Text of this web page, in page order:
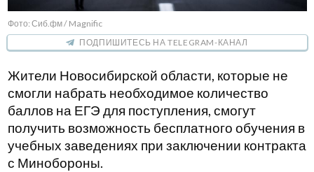
Фото: Сиб.фм / Magnific
ПОДПИШИТЕСЬ НА TELEGRAM-КАНАЛ
Жители Новосибирской области, которые не
смогли набрать необходимое количество
баллов на ЕГЭ для поступления, смогут
получить возможность бесплатного обучения в
учебных заведениях при заключении контракта
с Минобороны.